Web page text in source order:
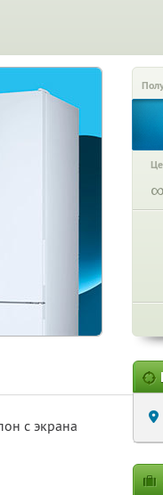
∞
с экрана